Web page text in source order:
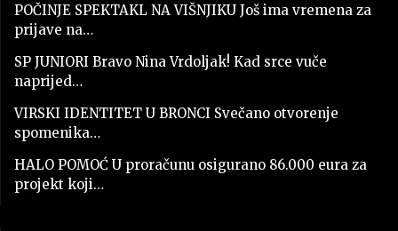
POČINJE SPEKTAKL NA VIŠNJIKU Još ima vremena za
prijave na…
SP JUNIORI Bravo Nina Vrdoljak! Kad srce vuče
naprijed…
VIRSKI IDENTITET U BRONCI Svečano otvorenje
spomenika…
HALO POMOĆ U proračunu osigurano 86.000 eura za
projekt koji…